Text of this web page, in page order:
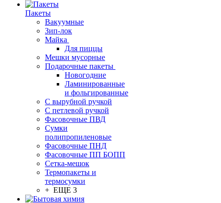
Пакеты
Вакуумные
Зип-лок
Майка
Для пиццы
Мешки мусорные
Подарочные пакеты
Новогодние
Ламинированные
и фольгированные
С вырубной ручкой
С петлевой ручкой
Фасовочные ПВД
Сумки
полипропиленовые
Фасовочные ПНД
Фасовочные ПП БОПП
Сетка-мешок
Термопакеты и
термосумки
+ ЕЩЕ 3